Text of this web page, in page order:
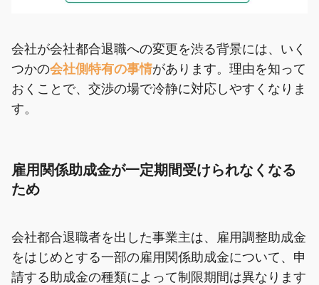
会社が会社都合退職への変更を渋る背景には、いく
つかの会社側特有の事情があります。理由を知って
おくことで、交渉の場で冷静に対応しやすくなりま
す。
雇用関係助成金が一定期間受けられなくなる
ため
会社都合退職者を出した事業主は、雇用調整助成金
をはじめとする一部の雇用関係助成金について、申
請する助成金の種類によって制限期間は異なります